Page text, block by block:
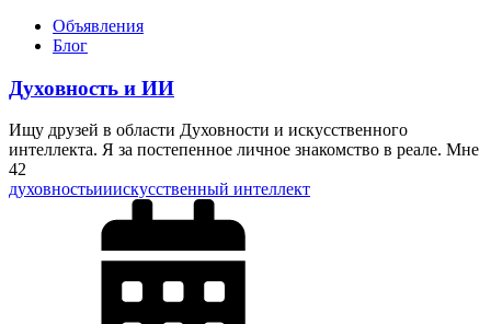
Объявления
Блог
Духовность и ИИ
Ищу друзей в области Духовности и искусственного
интеллекта. Я за постепенное личное знакомство в реале. Мне
42
духовностьииискусственный интеллект